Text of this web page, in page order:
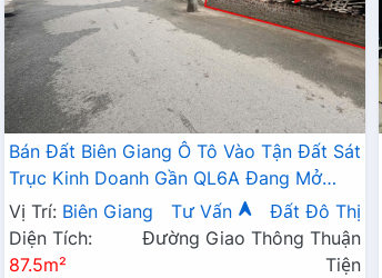
Bán Đất Biên Giang Ô Tô Vào Tận Đất Sát
Trục Kinh Doanh Gần QL6A Đang Mở
Rộng
Vị Trí: Biên Giang Tư Vấn
Đất Đô Thị
Diện Tích:
87.5m²
Đường Giao Thông Thuận
Tiện